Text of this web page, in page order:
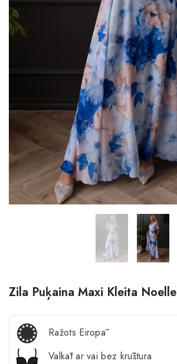
Zila Puķaina Maxi Kleita Noelle
Ražots Eiropā
Valkāt ar vai bez krūštura